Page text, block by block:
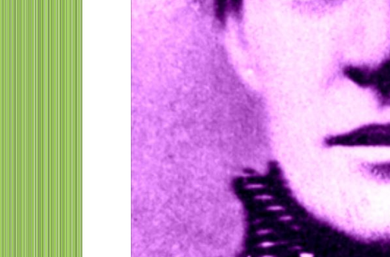
Vera Yamuni filósofa,
profesora, médica y
Vera Yamuni Tabush ( San José de
Costa Rica el 30 de mayo de 1917 -
Maria del Mar Bonet ¡
Maria del Mar Bonet i Verdaguer
(Palma de Mallorca, 27 de abril de